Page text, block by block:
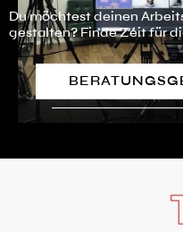
Du möchtest deinen
gestalten? Finde Zeit für